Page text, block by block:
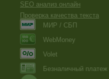
SEO анализ онлайн
Проверка качества текста
МИР / СБП
WebMoney
Volet
Безналичный платеж